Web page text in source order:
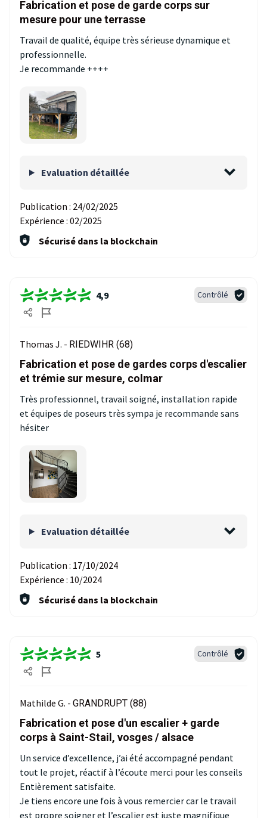
Fabrication et pose de garde corps sur
mesure pour une terrasse
Travail de qualité, équipe très sérieuse dynamique et
professionnelle.
Je recommande ++++
Evaluation détaillée
Publication : 24/02/2025
Expérience : 02/2025
Sécurisé dans la blockchain
4,9 Contrôlé
Thomas J. - RIEDWIHR (68)
Fabrication et pose de gardes corps d'escalier
et trémie sur mesure, colmar
Très professionnel, travail soigné, installation rapide
et équipes de poseurs très sympa je recommande sans
hésiter
Evaluation détaillée
Publication : 17/10/2024
Expérience : 10/2024
Sécurisé dans la blockchain
5 Contrôlé
Mathilde G. - GRANDRUPT (88)
Fabrication et pose d'un escalier + garde
corps à Saint-Stail, vosges / alsace
Un service d’excellence, j’ai été accompagné pendant
tout le projet, réactif à l’écoute merci pour les conseils
Entièrement satisfaite.
Je tiens encore une fois à vous remercier car le travail
est propre soigner et l’escalier est juste magnifique